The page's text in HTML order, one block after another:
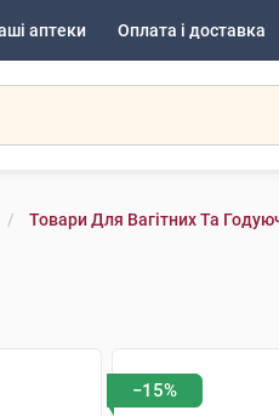
аптеки Оплата і доставка
Товари Для Вагітних Та
−15%